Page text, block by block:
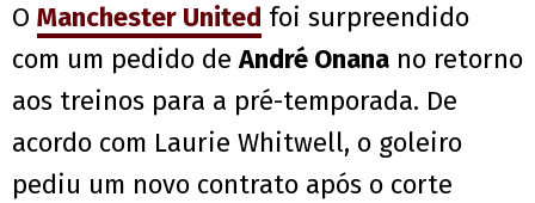
O Manchester United foi surpreendido
com um pedido deAndré Onana no retorno
aos treinos para a pré-temporada. De
acordo com Laurie Whitwell, o goleiro
pediu um novo contrato após o corte